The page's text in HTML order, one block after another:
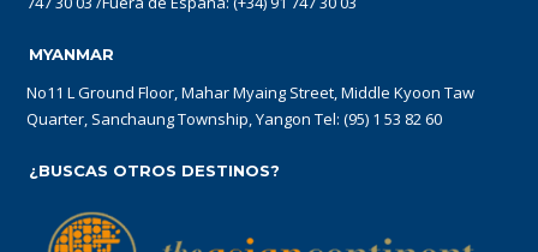
MYANMAR
No11 L Ground Floor, Mahar Myaing Street, Middle Kyoon Taw
Quarter, Sanchaung Township, Yangon Tel: (95) 1 53 82 60
¿BUSCAS OTROS DESTINOS?